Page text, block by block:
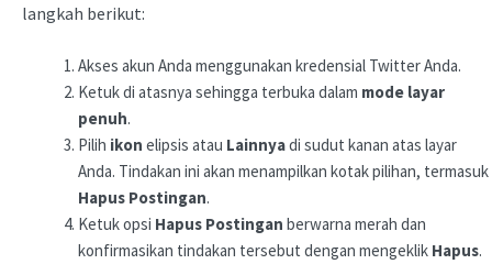
langkah berikut:
Akses akun Anda menggunakan kredensial Twitter Anda.
Ketuk di atasnya sehingga terbuka dalam mode layar
penuh.
Pilih ikon elipsis atau Lainnyadi sudut kanan atas layar
Anda. Tindakan ini akan menampilkan kotak pilihan, termasuk
Hapus Postingan.
Ketuk opsi Hapus Postingan berwarna merah dan
konfirmasikan tindakan tersebut dengan mengeklik Hapus.